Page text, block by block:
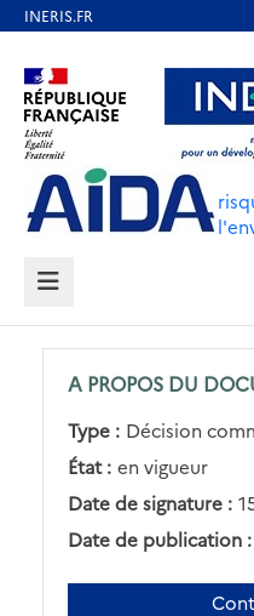
contenu
principal
Aller au contenu
Aller au pied de page
MENU
A PROPOS DU
Type : Décision
État : en vigueur
Date de signature :
Date de publication :